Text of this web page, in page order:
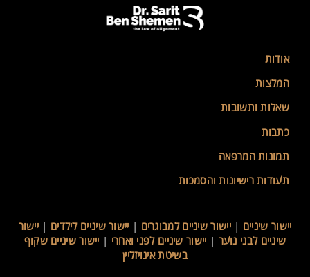
אודות
המלצות
שאלות ותשובות
כתבות
תמונות המרפאה
תעודות רישיונות והסמכות
יישור שיניים |יישור שיניים למבוגרים | יישור שיניים לילדים | יישור
שיניים לבני נוער | יישור שיניים לפני ואחרי | יישור שיניים שקוף
בשיטת אינויזליין